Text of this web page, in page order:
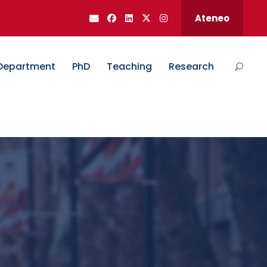
Ateneo
PhD Teaching Research